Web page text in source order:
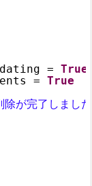
= True
= True
除が完了しまし